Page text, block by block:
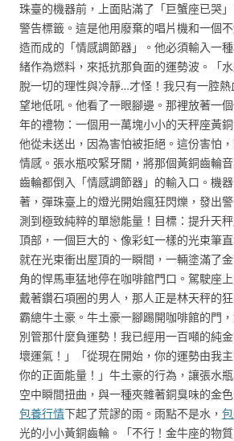
珠臺的機器前，上面貼滿了「巨蟹座已哭
警告標籤。這是他用廢棄的唱片機和一個
造而成的「情感調節器」。他必須輸入一
緒作為燃料，來抵抗那負面的運勢波。「
脫一切的理性與冷靜…才怪！我只有一腔
望地低吼。他看了一眼腳邊。那裡放著一
年的禮物：一個用一萬塊小小的天秤座黃
他從未送出，因為害怕被拒絕。這份害怕
情感。張水瓶咬緊牙關，將那個黃銅齒輪
齒輪都倒入「情感調節器」的輸入口。機
著，彈珠臺上的燈光開始瘋狂閃爍，發出
測到極致純粹的單戀能量！目標：提升天
頂部，一個巨大的、像彩虹一樣的光束筆
就在光束衝出屋頂的一瞬間，一輛塗滿了
角的悍馬車猛地停在咖啡館門口。駕駛座
戴著鑽石項圈的男人，那人正是林天秤的
霸總牛土豪。牛土豪一腳踢開咖啡館的門
別管那什麼負運勢！我已經用一百噸的純
壞運氣！」「從現在開始，你的運勢由我
你的正面能量！」牛土豪的行為，讓張水
空中瞬間扭曲，與一種夾雜著銅臭味的金
包養行情下起了荒謬的雨。雨點不是水，
光的小小黃銅齒輪。「不行！金牛座的物